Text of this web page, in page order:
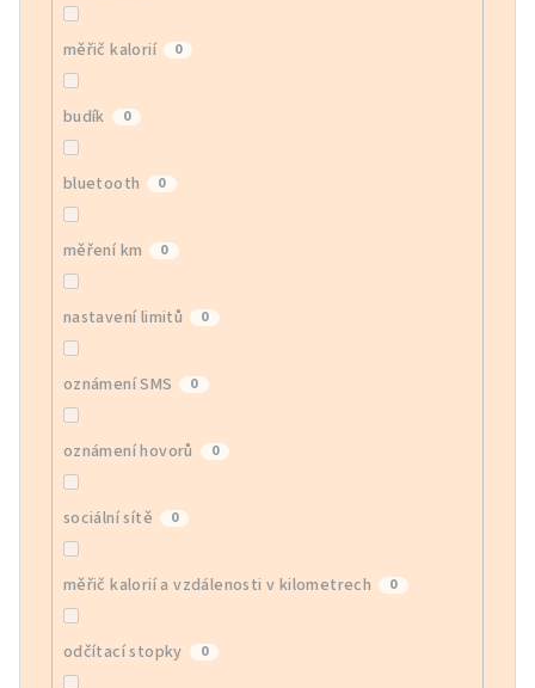
měřič kalorií 0
budík 0
bluetooth 0
měření km 0
nastavení limitů 0
oznámení SMS 0
oznámení hovorů 0
sociální sítě 0
měřič kalorií a vzdálenosti v kilometrech 0
odčítací stopky 0